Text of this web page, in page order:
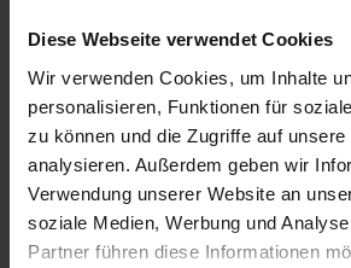
Diese Webseite verwendet Cookies
Wir verwenden Cookies, um Inhalte
personalisieren, Funktionen für
zu können und die Zugriffe auf
analysieren. Außerdem geben wir
Verwendung unserer Website an
soziale Medien, Werbung und
Partner führen diese Informationen
Ein funktionierender Binnenmarkt
Voraussetzung der weiteren
Europas. Allerdings wird der
gemeinsame Währung und ohne
Kooperation zwischen den
Europäischen Gemeinschaft ein